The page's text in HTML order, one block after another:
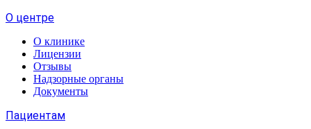
О центре
О клинике
Лицензии
Отзывы
Надзорные органы
Документы
Пациентам